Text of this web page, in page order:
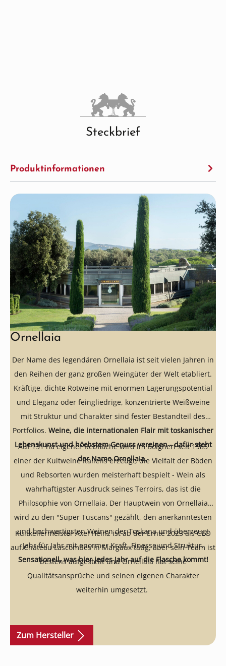
Steckbrief
Produktinformationen
Ornellaia
Der Name des legendären Ornellaia ist seit vielen Jahren in
den Reihen der ganz großen Weingüter der Welt etabliert.
Kräftige, dichte Rotweine mit enormen Lagerungspotential
und Eleganz oder feingliedrige, konzentrierte Weißweine
mit Struktur und Charakter sind fester Bestandteil des
Portfolios. Weine, die internationalen Flair mit toskanischer
Lebenskunst und höchstem Genuss vereinen - dafür steht
der Name Ornellaia.
Auf 131 ha eigener Rebfläche wird im Bolgheri seit 1985
einer der Kultweine Italiens erzeugt, die Vielfalt der Böden
und Rebsorten wurden meisterhaft bespielt - Wein als
wahrhaftigster Ausdruck seines Terroirs, das ist die
Philosophie von Ornellaia. Der Hauptwein von Ornellaia
wird zu den "Super Tuscans" gezählt, den anerkanntesten
und hochwertigsten Weinen der Toskana und überzeugt
Jahr für Jahr mit enormer Kraft, Finesse und Struktur.
Sensationell, was hier jedes Jahr auf die Flasche kommt!
Kultkellermeister Axel Heinz ist ab der Ernte 2023 als CEO
auf Château Lascombes in Margaux tätig, aber sein Team ist
bestens aufgestellt und Ornellaia hat seine
Qualitätsansprüche und seinen eigenen Charakter
weiterhin umgesetzt.
Zum Hersteller